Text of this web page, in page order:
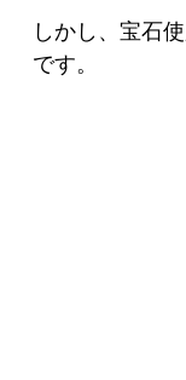
しかし、宝石
です。